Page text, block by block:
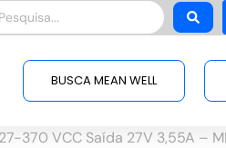
BUSCA MEAN WELL
370 VCC Saída 27V 3,55A –